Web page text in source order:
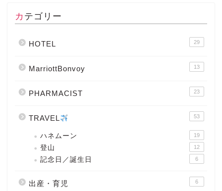
カテゴリー
HOTEL 29
MarriottBonvoy 13
PHARMACIST 23
TRAVEL 53
ハネムーン 19
登山 12
記念日／誕生日 6
出産・育児 6